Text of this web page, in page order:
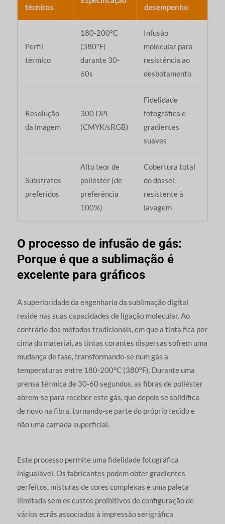
técnicos
desempenho
Perfil
térmico
180-200°C
(380°F)
durante 30-
60s
Infusão
molecular para
resistência ao
desbotamento
Resolução
da imagem
300 DPI
(CMYK/sRGB)
Fidelidade
fotográfica e
gradientes
suaves
Substratos
preferidos
Alto teor de
poliéster (de
preferência
100%)
Cobertura total
do dossel,
resistente à
lavagem
O processo de infusão de gás:
Porque é que a sublimação é
excelente para gráficos
A superioridade da engenharia da sublimação digital
reside nas suas capacidades de ligação molecular. Ao
contrário dos métodos tradicionais, em que a tinta fica por
cima do material, as tintas corantes dispersas sofrem uma
mudança de fase, transformando-se num gás a
temperaturas entre 180-200°C (380°F). Durante uma
prensa térmica de 30-60 segundos, as fibras de poliéster
abrem-se para receber este gás, que depois se solidifica
de novo na fibra, tornando-se parte do próprio tecido e
não uma camada superficial.
Este processo permite uma fidelidade fotográfica
inigualável. Os fabricantes podem obter gradientes
perfeitos, misturas de cores complexas e uma paleta
ilimitada sem os custos proibitivos de configuração de
vários ecrãs associados à impressão serigráfica